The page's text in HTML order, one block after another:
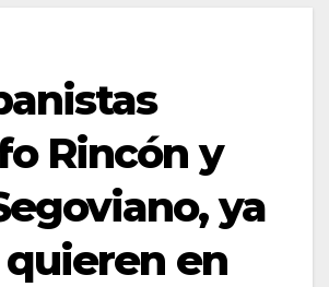
Rincón y
ya
quieren en